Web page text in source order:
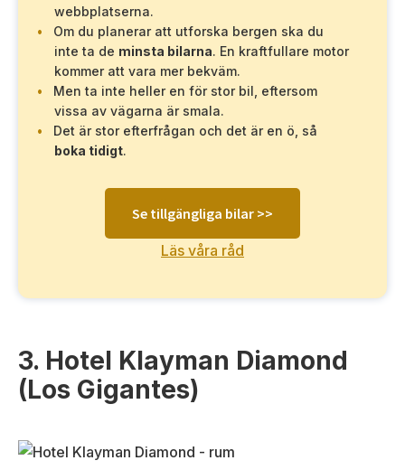
webbplatserna.
Om du planerar att utforska bergen ska du
inte ta de minsta bilarna. En kraftfullare motor
kommer att vara mer bekväm.
Men ta inte heller en för stor bil, eftersom
vissa av vägarna är smala.
Det är stor efterfrågan och det är en ö, så
boka tidigt.
Se tillgängliga bilar >>
Läs våra råd
3. Hotel Klayman Diamond
(Los Gigantes)